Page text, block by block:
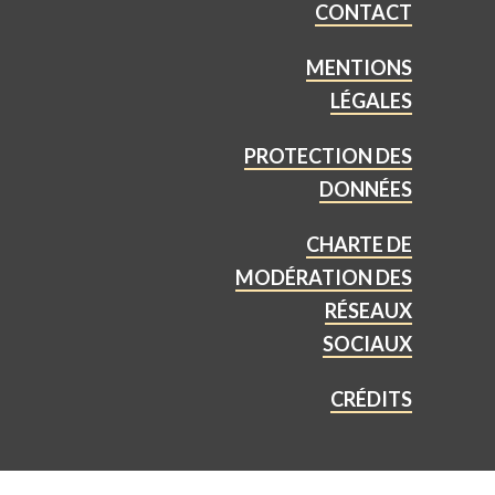
CONTACT
MENTIONS
LÉGALES
PROTECTION DES
DONNÉES
CHARTE DE
MODÉRATION DES
RÉSEAUX
SOCIAUX
CRÉDITS